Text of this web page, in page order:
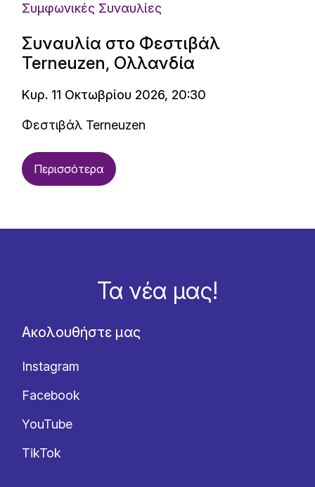
Συμφωνικές Συναυλίες
Συναυλία στο Φεστιβάλ
Terneuzen, Ολλανδία
Κυρ. 11 Οκτωβρίου 2026, 20:30
Φεστιβάλ Terneuzen
Περισσότερα
Τα νέα μας!
Ακολουθήστε μας
Instagram
Facebook
YouTube
TikTok